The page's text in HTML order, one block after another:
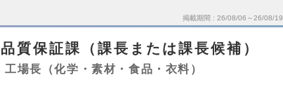
掲載期間 26/08/06～26/08/19
質保証課（課長または課長候補）
場長（化学・素材・食品・衣料）